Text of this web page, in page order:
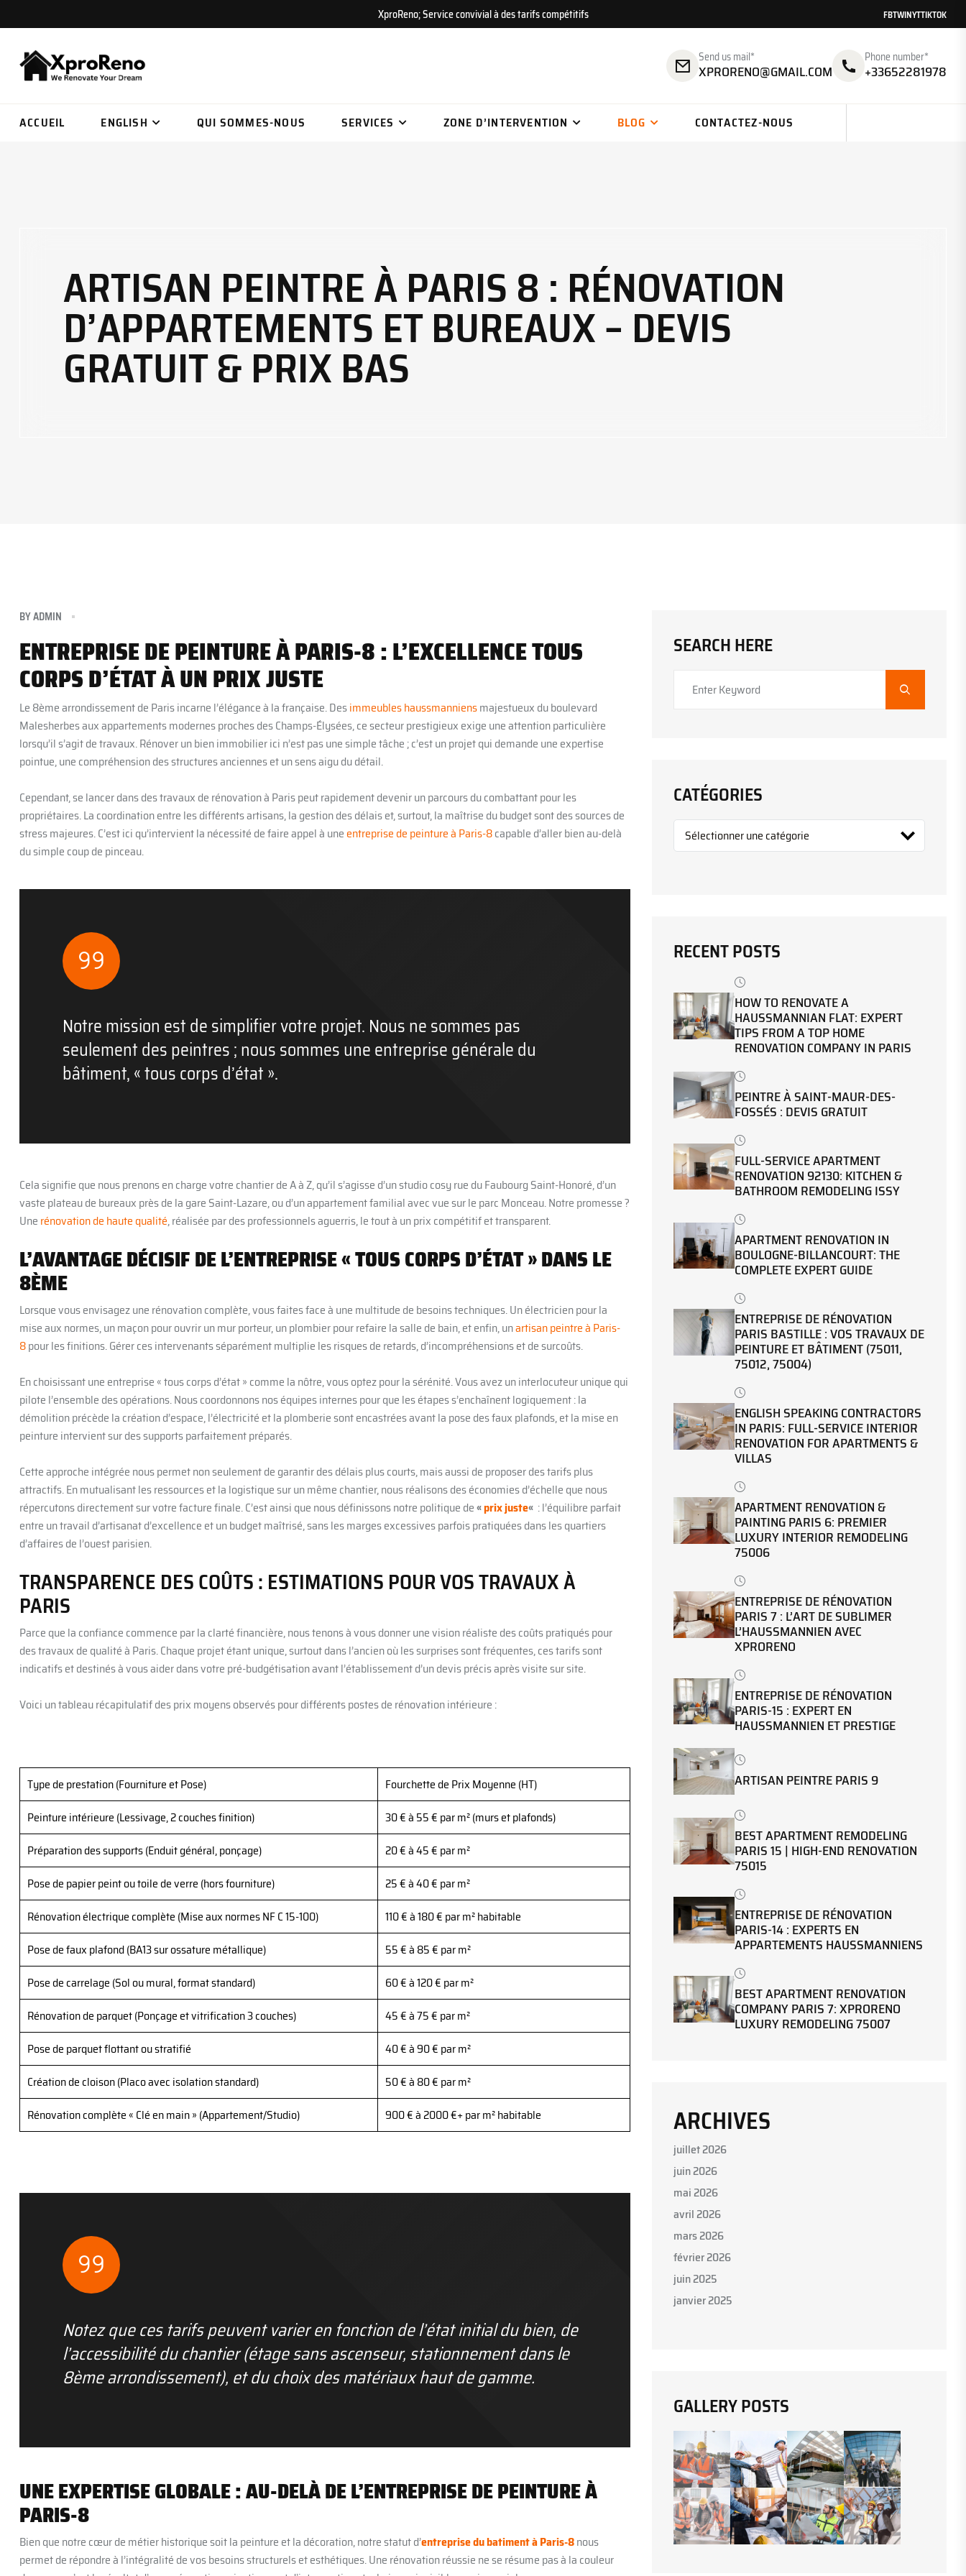
XproReno; Service convivial à des tarifs compétitifs FBTWINYTTIKTOK
Send us mail*
XPRORENO@GMAIL.COM
Phone number*
+33652281978
ACCUEIL ENGLISH QUI SOMMES-NOUS SERVICES ZONE D’INTERVENTION BLOG CONTACTEZ-NOUS
ARTISAN PEINTRE À PARIS 8 : RÉNOVATION
D’APPARTEMENTS ET BUREAUX – DEVIS
GRATUIT & PRIX BAS
BYADMIN
ENTREPRISE DE PEINTURE À PARIS-8 : L’EXCELLENCE TOUS
CORPS D’ÉTAT À UN PRIX JUSTE
Le 8ème arrondissement de Paris incarne l’élégance à la française. Desimmeubles haussmanniensmajestueux du boulevard
Malesherbes aux appartements modernes proches des Champs-Élysées, ce secteur prestigieux exige une attention particulière
lorsqu’il s’agit de travaux. Rénover un bien immobilier ici n’est pas une simple tâche ; c’est un projet qui demande une expertise
pointue, une compréhension des structures anciennes et un sens aigu du détail.
Cependant, se lancer dans des travaux de rénovation à Paris peut rapidement devenir un parcours du combattant pour les
propriétaires. La coordination entre les différents artisans, la gestion des délais et, surtout, la maîtrise du budget sont des sources de
stress majeures. C’est ici qu’intervient la nécessité de faire appel à uneentreprise de peinture à Paris-8capable d’aller bien au-delà
du simple coup de pinceau.
Notre mission est de simplifier votre projet. Nous ne sommes pas
seulement des peintres ; nous sommes une entreprise générale du
bâtiment, « tous corps d’état ».
Cela signifie que nous prenons en charge votre chantier de A à Z, qu’il s’agisse d’un studio cosy rue du Faubourg Saint-Honoré, d’un
vaste plateau de bureaux près de la gare Saint-Lazare, ou d’un appartement familial avec vue sur le parc Monceau. Notre promesse ?
Une rénovation de haute qualité, réalisée par des professionnels aguerris, le tout à un prix compétitif et transparent.
L’AVANTAGE DÉCISIF DE L’ENTREPRISE « TOUS CORPS D’ÉTAT » DANS LE
8ÈME
Lorsque vous envisagez une rénovation complète, vous faites face à une multitude de besoins techniques. Un électricien pour la
mise aux normes, un maçon pour ouvrir un mur porteur, un plombier pour refaire la salle de bain, et enfin, unartisan peintre à Paris-
8pour les finitions. Gérer ces intervenants séparément multiplie les risques de retards, d’incompréhensions et de surcoûts.
En choisissant une entreprise « tous corps d’état » comme la nôtre, vous optez pour la sérénité. Vous avez un interlocuteur unique qui
pilote l’ensemble des opérations. Nous coordonnons nos équipes internes pour que les étapes s’enchaînent logiquement : la
démolition précède la création d’espace, l’électricité et la plomberie sont encastrées avant la pose des faux plafonds, et la mise en
peinture intervient sur des supports parfaitement préparés.
Cette approche intégrée nous permet non seulement de garantir des délais plus courts, mais aussi de proposer des tarifs plus
attractifs. En mutualisant les ressources et la logistique sur un même chantier, nous réalisons des économies d’échelle que nous
répercutons directement sur votre facture finale. C’est ainsi que nous définissons notre politique de«prix juste« : l’équilibre parfait
entre un travail d’artisanat d’excellence et un budget maîtrisé, sans les marges excessives parfois pratiquées dans les quartiers
d’affaires de l’ouest parisien.
TRANSPARENCE DES COÛTS : ESTIMATIONS POUR VOS TRAVAUX À
PARIS
Parce que la confiance commence par la clarté financière, nous tenons à vous donner une vision réaliste des coûts pratiqués pour
des travaux de qualité à Paris. Chaque projet étant unique, surtout dans l’ancien où les surprises sont fréquentes, ces tarifs sont
indicatifs et destinés à vous aider dans votre pré-budgétisation avant l’établissement d’un devis précis après visite sur site.
Voici un tableau récapitulatif des prix moyens observés pour différents postes de rénovation intérieure :
Type de prestation (Fourniture et Pose)
Fourchette de Prix Moyenne (HT)
Peinture intérieure (Lessivage, 2 couches finition)
30 € à 55 € par m² (murs et plafonds)
Préparation des supports (Enduit général, ponçage)
20 € à 45 € par m²
Pose de papier peint ou toile de verre (hors fourniture)
25 € à 40 € par m²
Rénovation électrique complète (Mise aux normes NF C 15-100)
110 € à 180 € par m² habitable
Pose de faux plafond (BA13 sur ossature métallique)
55 € à 85 € par m²
Pose de carrelage (Sol ou mural, format standard)
60 € à 120 € par m²
Rénovation de parquet (Ponçage et vitrification 3 couches)
45 € à 75 € par m²
Pose de parquet flottant ou stratifié
40 € à 90 € par m²
Création de cloison (Placo avec isolation standard)
50 € à 80 € par m²
Rénovation complète « Clé en main » (Appartement/Studio)
900 € à 2000 €+ par m² habitable
Notez que ces tarifs peuvent varier en fonction de l’état initial du bien, de
l’accessibilité du chantier (étage sans ascenseur, stationnement dans le
8ème arrondissement), et du choix des matériaux haut de gamme.
UNE EXPERTISE GLOBALE : AU-DELÀ DE L’ENTREPRISE DE PEINTURE À
PARIS-8
Bien que notre cœur de métier historique soit la peinture et la décoration, notre statut d’entreprise du batiment à Paris-8nous
permet de répondre à l’intégralité de vos besoins structurels et esthétiques. Une rénovation réussie ne se résume pas à la couleur
SEARCH HERE
CATÉGORIES
RECENT POSTS
HOW TO RENOVATE A
HAUSSMANNIAN FLAT: EXPERT
TIPS FROM A TOP HOME
RENOVATION COMPANY IN PARIS
PEINTRE À SAINT-MAUR-DES-
FOSSÉS : DEVIS GRATUIT
FULL-SERVICE APARTMENT
RENOVATION 92130: KITCHEN &
BATHROOM REMODELING ISSY
APARTMENT RENOVATION IN
BOULOGNE-BILLANCOURT: THE
COMPLETE EXPERT GUIDE
ENTREPRISE DE RÉNOVATION
PARIS BASTILLE : VOS TRAVAUX DE
PEINTURE ET BÂTIMENT (75011,
75012, 75004)
ENGLISH SPEAKING CONTRACTORS
IN PARIS: FULL-SERVICE INTERIOR
RENOVATION FOR APARTMENTS &
VILLAS
APARTMENT RENOVATION &
PAINTING PARIS 6: PREMIER
LUXURY INTERIOR REMODELING
75006
ENTREPRISE DE RÉNOVATION
PARIS 7 : L’ART DE SUBLIMER
L’HAUSSMANNIEN AVEC
XPRORENO
ENTREPRISE DE RÉNOVATION
PARIS-15 : EXPERT EN
HAUSSMANNIEN ET PRESTIGE
ARTISAN PEINTRE PARIS 9
BEST APARTMENT REMODELING
PARIS 15 | HIGH-END RENOVATION
75015
ENTREPRISE DE RÉNOVATION
PARIS-14 : EXPERTS EN
APPARTEMENTS HAUSSMANNIENS
BEST APARTMENT RENOVATION
COMPANY PARIS 7: XPRORENO
LUXURY REMODELING 75007
ARCHIVES
juillet 2026
juin 2026
mai 2026
avril 2026
mars 2026
février 2026
juin 2025
janvier 2025
GALLERY POSTS